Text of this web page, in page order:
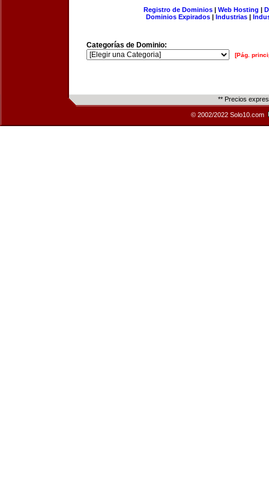
Registro de Dominios| Web Hosting |
Dominios Expirados | Industrias |
Categorías de Dominio:
[Pág.
** Precios
© 2002/2022 Solo10.com